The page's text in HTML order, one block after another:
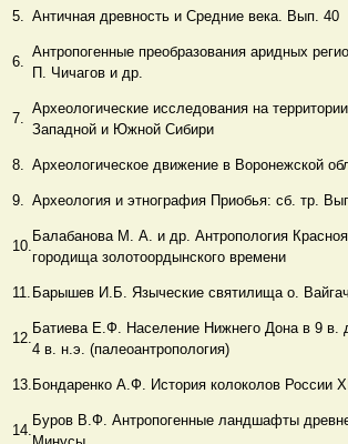
5. Античная древность и Средние века. Вып. 40
6.
Антропогенные преобразования аридных
П. Чичагов и др.
7.
Археологические исследования на территории
Западной и Южной Сибири
8. Археологическое движение в Воронежской
9. Археология и этнография Приобья: сб. тр.
10.
Балабанова М. А. и др. Антропология
городища золотоордынского времени
11. Барышев И.Б. Языческие святилища о. Вайгач
12.
Батиева Е.Ф. Население Нижнего Дона в 9 в.
4 в. н.э. (палеоантропология)
13. Бондаренко А.Ф. История колоколов России
14.
Буров В.Ф. Антропогенные ландшафты